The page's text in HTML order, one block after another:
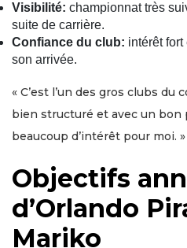
Visibilité: championnat très
suite de carrière.
Confiance du club: intérêt
son arrivée.
« C’est l’un des gros clubs
bien structuré et avec un
beaucoup d’intérêt pour moi. »
Objectifs
d’Orlando
Mariko